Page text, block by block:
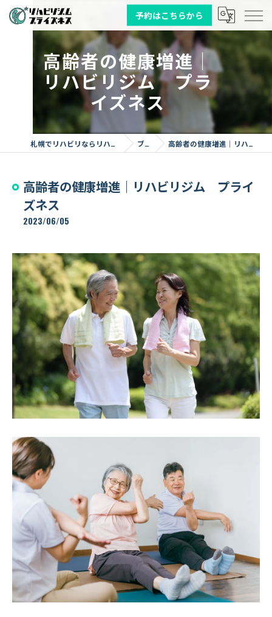
予約はこちらから
高齢者の健康増進｜
リハビリジム プラ
イズネス
札幌でリハビリならリハビリジム プライズネス ブログ 高齢者の健康増進｜リハビリジム プライズネス
高齢者の健康増進｜リハビリジム プライ
ズネス
2023/06/05